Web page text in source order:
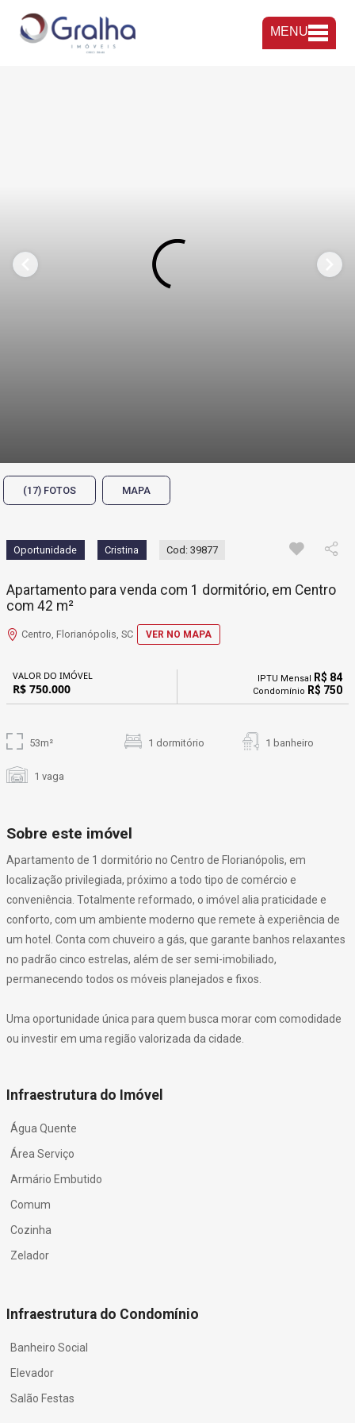
MENU
(17) FOTOS MAPA
Oportunidade Cristina Cod: 39877
Apartamento para venda com 1 dormitório, em Centro
com 42 m²
Centro, Florianópolis, SC VER NO MAPA
VALOR DO IMÓVEL
R$ 750.000
IPTU Mensal R$ 84
Condomínio R$ 750
53m² 1 dormitório 1 banheiro
1 vaga
Sobre este imóvel
Apartamento de 1 dormitório no Centro de Florianópolis, em
localização privilegiada, próximo a todo tipo de comércio e
conveniência. Totalmente reformado, o imóvel alia praticidade e
conforto, com um ambiente moderno que remete à experiência de
um hotel. Conta com chuveiro a gás, que garante banhos relaxantes
no padrão cinco estrelas, além de ser semi-imobiliado,
permanecendo todos os móveis planejados e fixos.
Uma oportunidade única para quem busca morar com comodidade
ou investir em uma região valorizada da cidade.
Infraestrutura do Imóvel
Água Quente
Área Serviço
Armário Embutido
Comum
Cozinha
Zelador
Infraestrutura do Condomínio
Banheiro Social
Elevador
Salão Festas